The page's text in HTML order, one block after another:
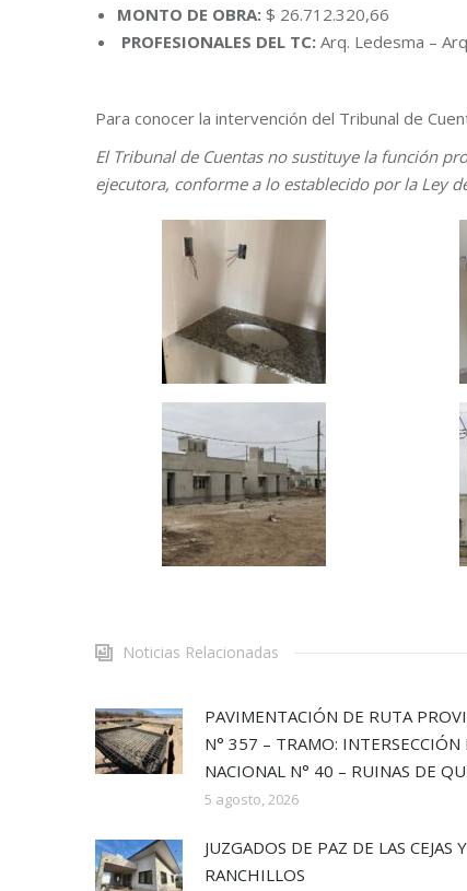
MONTO DE OBRA: $ 26.712.320,66
PROFESIONALES DEL TC: Arq. Ledesma –
Para conocer la intervención del Tribunal de
El Tribunal de Cuentas no sustituye la función
ejecutora, conforme a lo establecido por la Ley
Noticias Relacionadas
PAVIMENTACIÓN DE RUTA
N° 357 – TRAMO: INTERSECCIÓN
NACIONAL N° 40 – RUINAS DE
5 agosto, 2026
JUZGADOS DE PAZ DE LAS CEJAS Y
RANCHILLOS